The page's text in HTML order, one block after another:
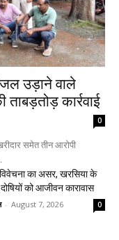
उड़ाने वाले
कार्रवाई
0
समेत तीन आरोपी
का असर, खरसिया के
को आजीवन कारावास
- August 7, 2026 0